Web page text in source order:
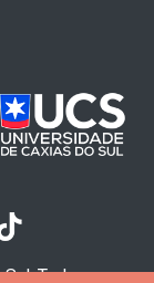
Todos os